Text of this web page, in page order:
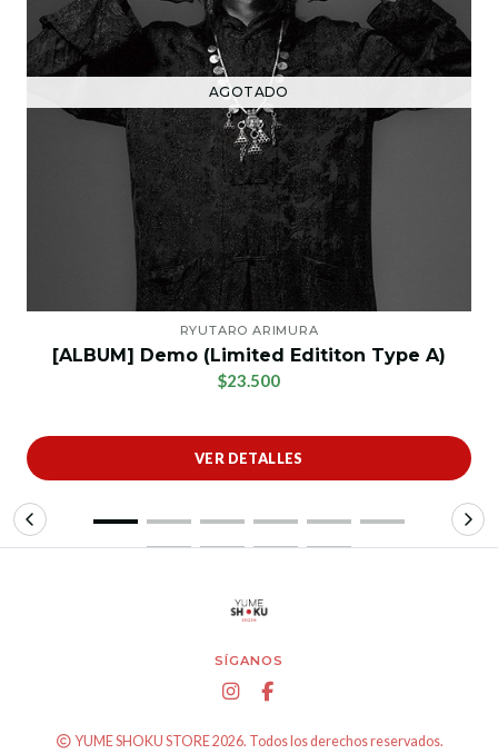
AGOTADO
RYUTARO ARIMURA
[ALBUM] Demo (Limited Edititon Type A)
$23.500
VER DETALLES
SÍGANOS
YUME SHOKU STORE 2026. Todos los derechos reservados.